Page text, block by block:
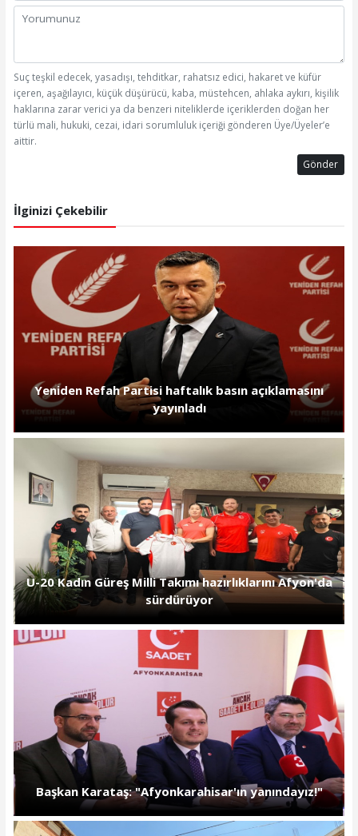
Suç teşkil edecek, yasadışı, tehditkar, rahatsız edici, hakaret ve küfür
içeren, aşağılayıcı, küçük düşürücü, kaba, müstehcen, ahlaka aykırı, kişilik
haklarına zarar verici ya da benzeri niteliklerde içeriklerden doğan her
türlü mali, hukuki, cezai, idari sorumluluk içeriği gönderen Üye/Üyeler’e
aittir.
Gönder
İlginizi Çekebilir
Yeniden Refah Partisi haftalık basın açıklamasını
yayınladı
U-20 Kadın Güreş Milli Takımı hazırlıklarını Afyon'da
sürdürüyor
Başkan Karataş: "Afyonkarahisar'ın yanındayız!"